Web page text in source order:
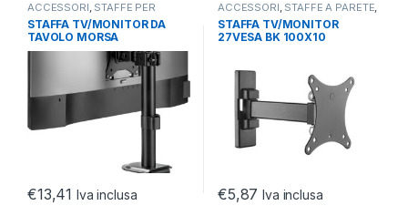
ACCESSORI, STAFFE PER
SCRIVANIA,TV E PROIETTORI
STAFFA TV/MONITOR DA
TAVOLO MORSA
DIMENSIONI DA 13 A 32 1
€13,41 Iva inclusa
ACCESSORI, STAFFE A PARETE,
TV E PROIETTORI
STAFFA TV/MONITOR
27VESA BK 100X10
€5,87 Iva inclusa